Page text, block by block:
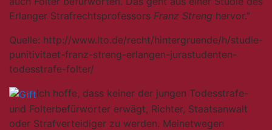
Erlanger Strafrechtsprofessors Franz Streng hervor.”
Quelle: http://www.lto.de/recht/hintergruende/h/studie-
punitivitaet-franz-streng-erlangen-jurastudenten-
todesstrafe-folter/
Ich hoffe, dass keiner der jungen Todesstrafe-
und Folterbefürworter erwägt, Richter, Staatsanwalt
oder Strafverteidiger zu werden. Meinetwegen